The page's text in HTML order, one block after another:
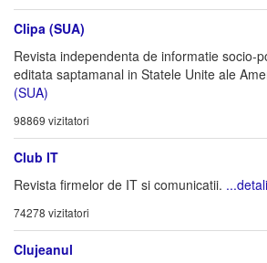
Clipa (SUA)
Revista independenta de informatie socio-
editata saptamanal in Statele Unite ale
(SUA)
98869 vizitatori
Club IT
Revista firmelor de IT si comunicatii.
74278 vizitatori
Clujeanul